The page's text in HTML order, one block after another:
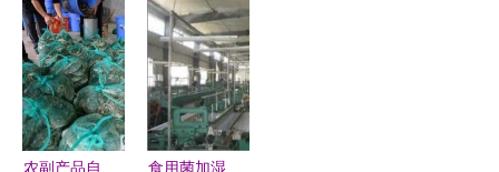
群众奔小康
农副产品购
销两旺
富之门的绿
色通道
农副产品自 食用菌加湿